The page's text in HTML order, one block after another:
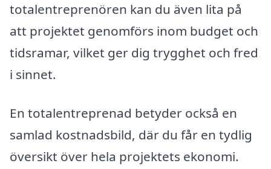
totalentreprenören kan du även lita på
att projektet genomförs inom budget och
tidsramar, vilket ger dig trygghet och fred
i sinnet.
En totalentreprenad betyder också en
samlad kostnadsbild, där du får en tydlig
översikt över hela projektets ekonomi.